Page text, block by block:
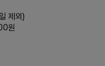
제외)
원